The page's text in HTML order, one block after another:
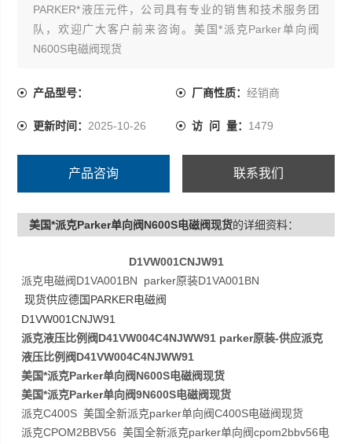
PARKER*液压元件，公司具有专业的销售和技术服务团
队，欢迎广大客户前来咨询。美国*派克Parker单向阀
N600S电磁阀现货
产品型号： 厂商性质： 经销商
更新时间： 2025-10-26 访 问 量： 1479
产品咨询 联系我们
美国*派克Parker单向阀N600S电磁阀现货的详细资料：
D1VW001CNJW91
派克电磁阀D1VA001BN parker原装D1VA001BN
现货供应德国 PARKER电磁阀
D1VW001CNJW91
派克液压比例阀D41VW004C4NJWW91 parker原装-供应派克
液压比例阀D41VW004C4NJWW91
美国*派克Parker单向阀N600S电磁阀现货
美国*派克Parker单向阀9N600S电磁阀现货
派克C400S 美国全新派克parker单向阀C400S电磁阀现货
派克CPOM2BBV56 美国全新派克parker单向阀cpom2bbv56电